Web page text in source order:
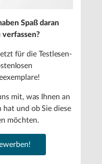
Spaß daran
verfassen?
für die Testlesen-
mit, was Ihnen an
hat und ob Sie diese
möchten.